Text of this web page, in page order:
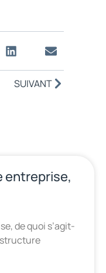
SUIVANT
entreprise,
de quoi s’agit-